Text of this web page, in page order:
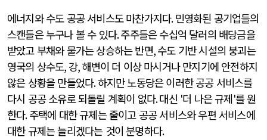
에너지와 수도 공공 서비스도 마찬가지다.민영화된 공기업들의
스캔들은 누구나 볼 수 있다.주주들은 수십억 달러의 배당금을
받았고 부채와 물가는 상승하는 반면,수도 기반 시설의 붕괴는
영국의 상수도, 강,해변이 더 이상 마시거나 만지기에 안전하지
않은 상황을 만들었다.하지만 노동당은 이러한 공공 서비스를
다시 공공 소유로 되돌릴 계획이 없다.대신 '더 나은 규제'를 원
한다.주택에 대한 규제는 줄이고 공공 서비스와 우편 서비스에
대한 규제는 늘리겠다는 것이 분명하다.